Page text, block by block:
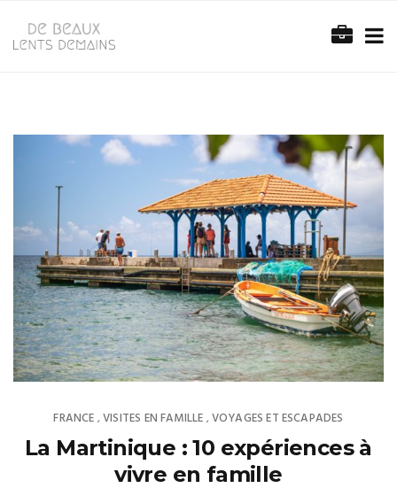
FRANCE ,VISITES EN FAMILLE ,VOYAGES ET ESCAPADES
La Martinique : 10 expériences à
vivre en famille